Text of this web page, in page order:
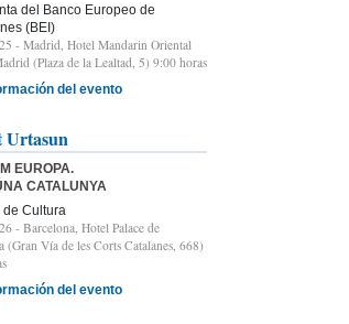
del Banco Europeo de
(BEI)
- Madrid, Hotel Mandarin Oriental
(Plaza de la Lealtad, 5) 9:00 horas
del evento
Urtasun
EUROPA.
CATALUNYA
de Cultura
- Barcelona, Hotel Palace de
(Gran Vía de les Corts Catalanes, 668)
del evento